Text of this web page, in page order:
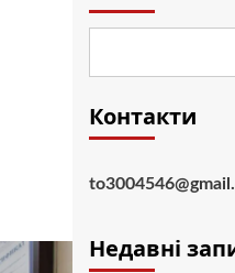
Контакти
Недавні